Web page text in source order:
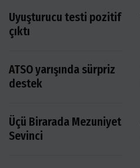
Uyuşturucu testi pozitif
çıktı
ATSO yarışında sürpriz
destek
Üçü Birarada Mezuniyet
Sevinci